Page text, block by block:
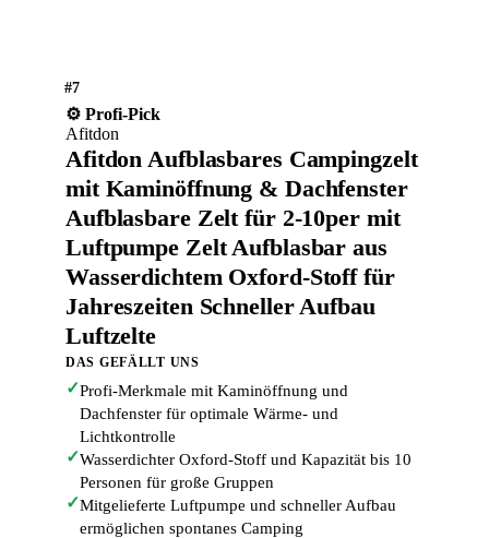
#7
⚙️ Profi-Pick
Afitdon
Afitdon Aufblasbares Campingzelt
mit Kaminöffnung & Dachfenster
Aufblasbare Zelt für 2-10per mit
Luftpumpe Zelt Aufblasbar aus
Wasserdichtem Oxford-Stoff für
Jahreszeiten Schneller Aufbau
Luftzelte
DAS GEFÄLLT UNS
✓Profi-Merkmale mit Kaminöffnung und
Dachfenster für optimale Wärme- und
Lichtkontrolle
✓Wasserdichter Oxford-Stoff und Kapazität bis 10
Personen für große Gruppen
✓Mitgelieferte Luftpumpe und schneller Aufbau
ermöglichen spontanes Camping